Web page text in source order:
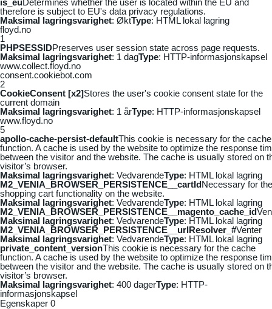
therefore is subject to EU's data privacy regulations.
Maksimal lagringsvarighet: ØktType: HTML lokal lagring
floyd.no
1
PHPSESSIDPreserves user session state across page requests.
Maksimal lagringsvarighet: 1 dagType: HTTP-informasjonskapsel
www.collect.floyd.no
consent.cookiebot.com
2
CookieConsent [x2]Stores the user's cookie consent state for the
current domain
Maksimal lagringsvarighet: 1 årType: HTTP-informasjonskapsel
www.floyd.no
5
apollo-cache-persist-defaultThis cookie is necessary for the cache
function. A cache is used by the website to optimize the response
between the visitor and the website. The cache is usually stored on
visitor’s browser.
Maksimal lagringsvarighet: VedvarendeType: HTML lokal lagring
M2_VENIA_BROWSER_PERSISTENCE__cartIdNecessary for the
shopping cart functionality on the website.
Maksimal lagringsvarighet: VedvarendeType: HTML lokal lagring
M2_VENIA_BROWSER_PERSISTENCE__magento_cache_id
Maksimal lagringsvarighet: VedvarendeType: HTML lokal lagring
M2_VENIA_BROWSER_PERSISTENCE__urlResolver_#Venter
Maksimal lagringsvarighet: VedvarendeType: HTML lokal lagring
private_content_versionThis cookie is necessary for the cache
function. A cache is used by the website to optimize the response
between the visitor and the website. The cache is usually stored on
visitor’s browser.
Maksimal lagringsvarighet: 400 dagerType: HTTP-
informasjonskapsel
Egenskaper 0